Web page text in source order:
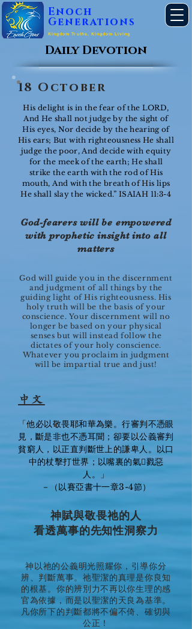
Enoch
Generations
Kingdom Truths, Kingdom Living
Daily Devotion
18 October
His delight is in the fear of the LORD,
And He shall not judge by the sight of
His eyes, Nor decide by the hearing of
His ears; But with righteousness He shall
judge the poor, And decide with equity
for the meek of the earth; He shall
strike the earth with the rod of His
mouth, And with the breath of His lips
He shall slay the wicked.” ISAIAH 11:3-4
God-fearers will be empowered
with prophetic insight into all
matters
God will guide you in the discernment
and judgment of all things by the
guiding light of His righteousness. His
holy truth will be the basis of your
conscience. Your discernment will no
longer be based on your physical
senses but will instead follow the
dictates of your holy conscience.
Whatever you proclaim in judgment
will be impartial true and just!
中文
「他必以敬畏耶和華為樂。行審判不憑眼
見，斷是非也不憑耳聞；卻要以公義審判
貧窮人，以正直判斷世上的謙卑人。以口
中的杖擊打世界；以嘴裏的氣𣪩戮惡
人。」
－（以賽亞書十一章3-4節）
神賦與敬畏祂的人
看透萬事的先知性洞察力
神以祂的公義明光照耀你，引導你分
辨、判斷萬事。祂聖潔的真理是你良知
的根基。你的辨別力不再以你生理的感
官為依據，而是以聖潔的天良為基準。
凡你所下的判斷都將不偏不倚、確切與
公正！